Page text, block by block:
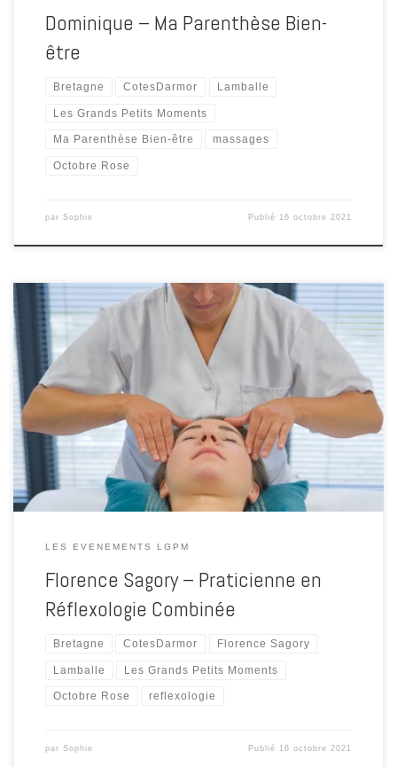
Dominique – Ma Parenthèse Bien-
être
Bretagne CotesDarmor Lamballe
Les Grands Petits Moments
Ma Parenthèse Bien-être massages
Octobre Rose
par Sophie Publié 16 octobre 2021
Florence est diplômée de l’Ecole Internationale de Réflexologie
selon la méthode de Sonia Fischmann. Depuis près de 20 ans, elle
s’occupe de votre bien-être. La réflexologie est une révélation dans
son parcours. Florence vous invite à trouver l’équilibre et l’harmonie
avec l’essentiel grâce à cette méthode de bien être ancestrale. […]
LES EVENEMENTS LGPM
Florence Sagory – Praticienne en
Réflexologie Combinée
Bretagne CotesDarmor Florence Sagory
Lamballe Les Grands Petits Moments
Octobre Rose reflexologie
par Sophie Publié 16 octobre 2021